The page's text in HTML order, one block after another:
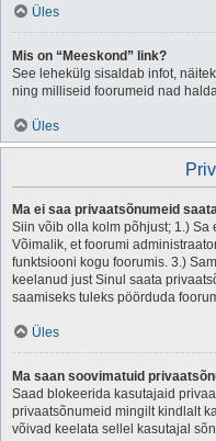
Üles
Mis on “Meeskond” link?
See lehekülg sisaldab infot,
ning milliseid foorumeid nad
Üles
Ma ei saa privaatsõnumeid
Siin võib olla kolm põhjust; 1.)
Võimalik, et foorumi
funktsiooni kogu foorumis. 3.)
keelanud just Sinul saata
saamiseks tuleks pöörduda
Üles
Ma saan soovimatuid
Saad blokeerida kasutajaid
privaatsõnumeid mingilt kindlalt
võivad keelata sellel kasutajal